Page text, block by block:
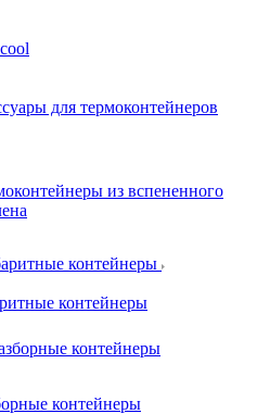
для термоконтейнеров
из вспененного
контейнеры
контейнеры
контейнеры
контейнеры